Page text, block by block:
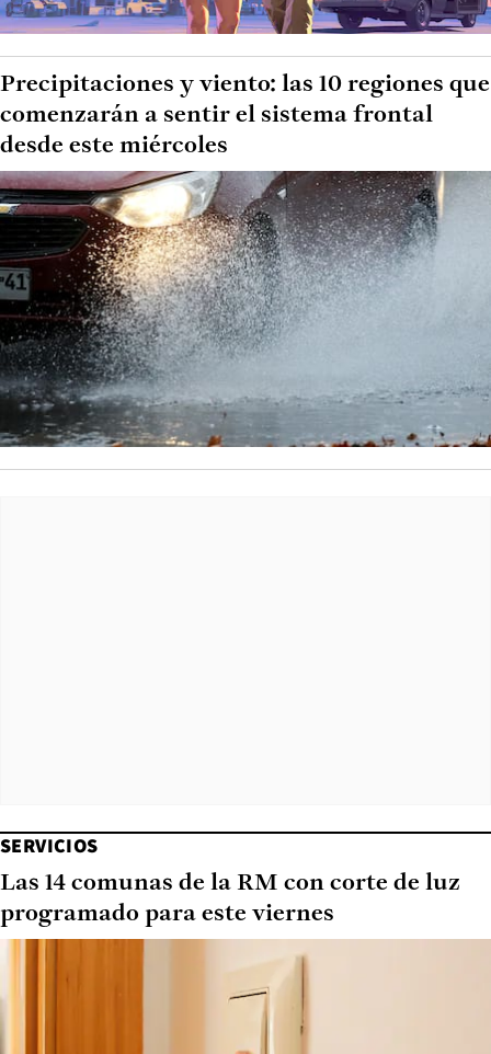
Precipitaciones y viento: las 10 regiones que
comenzarán a sentir el sistema frontal
desde este miércoles
SERVICIOS
Las 14 comunas de la RM con corte de luz
programado para este viernes